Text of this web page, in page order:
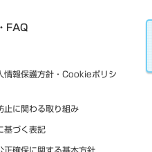
FAQ
情報保護方針・Cookieポリシ
止に関わる取り組み
基づく表記
正確保に関する基本方針